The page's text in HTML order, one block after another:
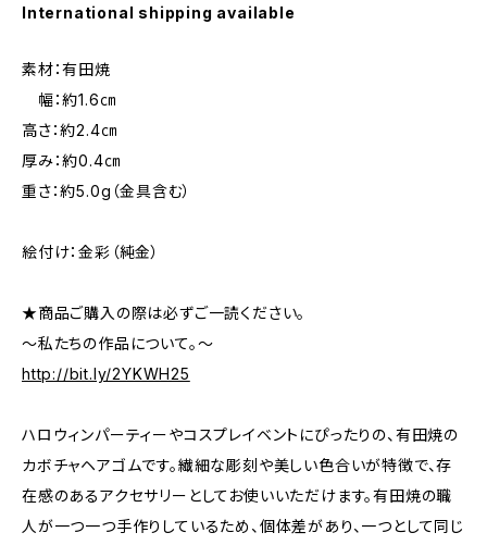
International shipping available
素材：有田焼
幅：約1.6㎝
高さ：約2.4㎝
厚み：約0.4㎝
重さ：約5.0g（金具含む）
絵付け：金彩（純金）
★商品ご購入の際は必ずご一読ください。
～私たちの作品について。～
http://bit.ly/2YKWH25
ハロウィンパーティーやコスプレイベントにぴったりの、有田焼の
カボチャヘアゴムです。繊細な彫刻や美しい色合いが特徴で、存
在感のあるアクセサリーとしてお使いいただけます。有田焼の職
人が一つ一つ手作りしているため、個体差があり、一つとして同じ